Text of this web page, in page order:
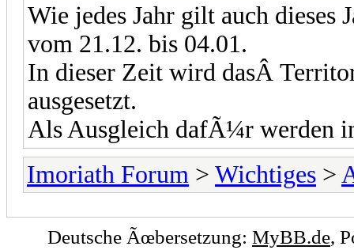
Wie jedes Jahr gilt auch dieses
vom 21.12. bis 04.01.
In dieser Zeit wird dasÂ
ausgesetzt.
Als Ausgleich dafÃ¼r werden
Imoriath Forum > Wichtiges >
Deutsche Ãœbersetzung: MyBB.de,